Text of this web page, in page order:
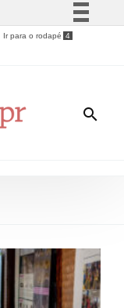
à informação
Ir para o rodapé 4